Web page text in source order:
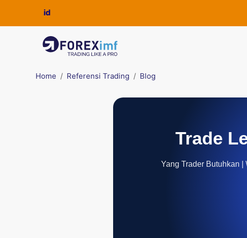
Home Referensi Trading Blog
Trade
Yang Trader Butuhkan